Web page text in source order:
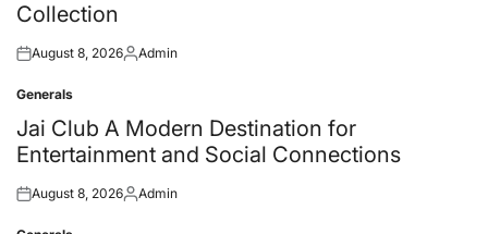
Collection
Posted
August 8, 2026Posted
Admin
Posted
in
Generals
Jai Club A Modern Destination for
Entertainment and Social Connections
Posted
August 8, 2026Posted
Admin